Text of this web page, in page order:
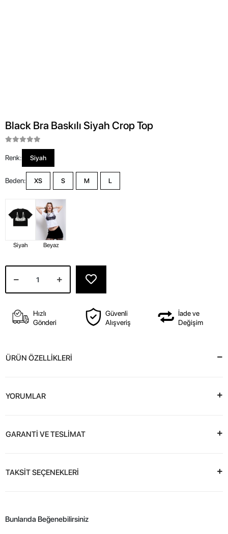
Black Bra Baskılı Siyah Crop Top
Renk: Siyah
Beden: XS S M L
Siyah Beyaz
Hızlı
Gönderi
Güvenli
Alışveriş
İade ve
Değişim
ÜRÜN ÖZELLİKLERİ
YORUMLAR
GARANTİ VE TESLİMAT
TAKSİT SEÇENEKLERİ
Bunlarıda Beğenebilirsiniz